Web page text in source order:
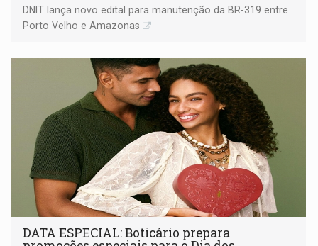
DNIT lança novo edital para manutenção da BR-319 entre
Porto Velho e Amazonas
DATA ESPECIAL: Boticário prepara